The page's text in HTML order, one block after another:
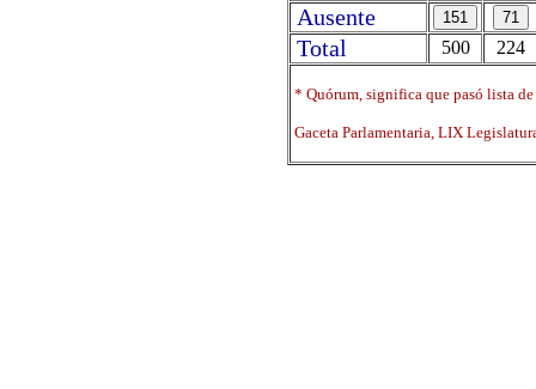
Ausente
Total
500 224
* Quórum, significa que pasó lista
Gaceta Parlamentaria, LIX